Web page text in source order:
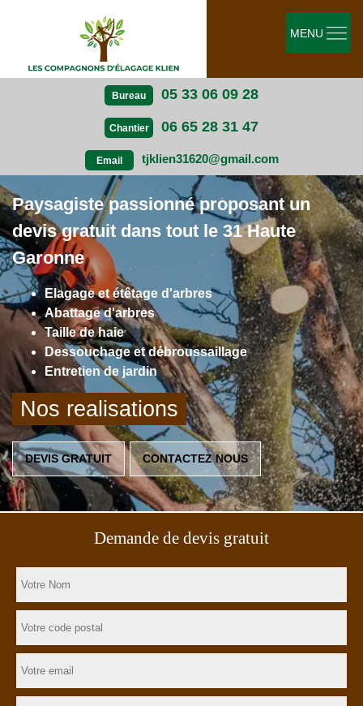
Bureau 05 33 06 09 28
Chantier 06 65 28 31 47
Email tjklien31620@gmail.com
MENU
Paysagiste passionné proposant un
devis gratuit dans tout le 31 Haute
Garonne
Elagage et étêtage d'arbres
Abattage d'arbres
Taille de haie
Dessouchage et débroussaillage
Entretien de jardin
Nos realisations
DEVIS GRATUIT CONTACTEZ NOUS
Demande de devis gratuit